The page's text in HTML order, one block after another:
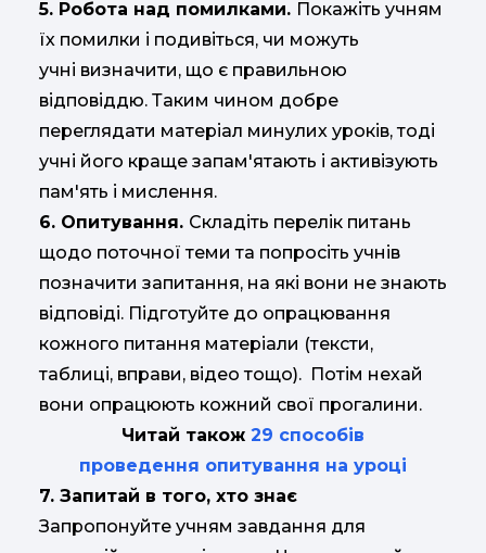
5. Робота над помилками. Покажіть учням
їх помилки і подивіться, чи можуть
учні визначити, що є правильною
відповіддю. Таким чином добре
переглядати матеріал минулих уроків, тоді
учні його краще запам'ятають і активізують
пам'ять і мислення.
6. Опитування. Складіть перелік питань
щодо поточної теми та попросіть учнів
позначити запитання, на які вони не знають
відповіді. Підготуйте до опрацювання
кожного питання матеріали (тексти,
таблиці, вправи, відео тощо). Потім нехай
вони опрацюють кожний свої прогалини.
Читай також 29 способів
проведення опитування на уроці
7. Запитай в того, хто знає
Запропонуйте учням завдання для